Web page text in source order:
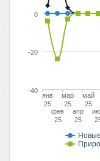
янв
25
фев
25
мар
25
апр
25
май
25
-20
0
-40